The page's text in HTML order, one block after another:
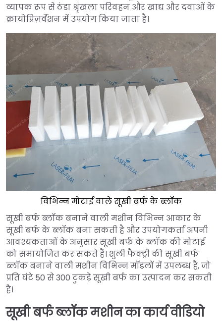
व्यापक रूप से ठंडा श्रृंखला परिवहन और खाद्य और दवाओं के
क्रायोप्रिज़र्वेशन में उपयोग किया जाता है।
विभिन्न मोटाई वाले सूखी बर्फ के ब्लॉक
सूखी बर्फ ब्लॉक बनाने वाली मशीन विभिन्न आकार के
सूखी बर्फ के ब्लॉक बना सकती है और उपयोगकर्ता अपनी
आवश्यकताओं के अनुसार सूखी बर्फ के ब्लॉक की मोटाई
को समायोजित कर सकते हैं। शुली फैक्ट्री की सूखी बर्फ
ब्लॉक बनाने वाली मशीन विभिन्न मॉडलों में उपलब्ध है, जो
प्रति घंटे 50 से 300 टुकड़े सूखी बर्फ का उत्पादन कर सकती
है।
सूखी बर्फ ब्लॉक मशीन का कार्य वीडियो